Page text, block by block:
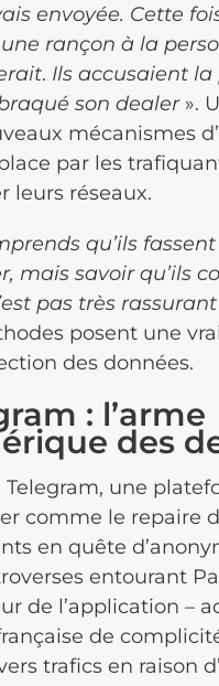
envoyée. Cette
rançon à la
. Ils accusaient la
son dealer».
mécanismes
par les
leurs réseaux.
qu’ils
mais savoir qu’ils
pas très rassurant
posent une
des données.
: l’arme
des
Telegram, une
comme le repaire
en quête
entourant
de l’application –
de
trafics en raison